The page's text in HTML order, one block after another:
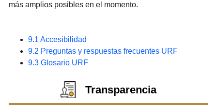
más amplios posibles en el momento.
9.1 Accesibilidad
9.2 Preguntas y respuestas frecuentes URF
9.3 Glosario URF
Transparencia